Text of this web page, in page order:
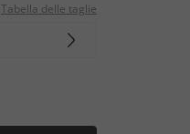
Tabella delle taglie